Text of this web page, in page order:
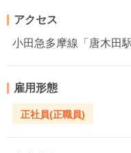
アクセス
小田急多摩線「唐木田
雇用形態
正社員(正職員)